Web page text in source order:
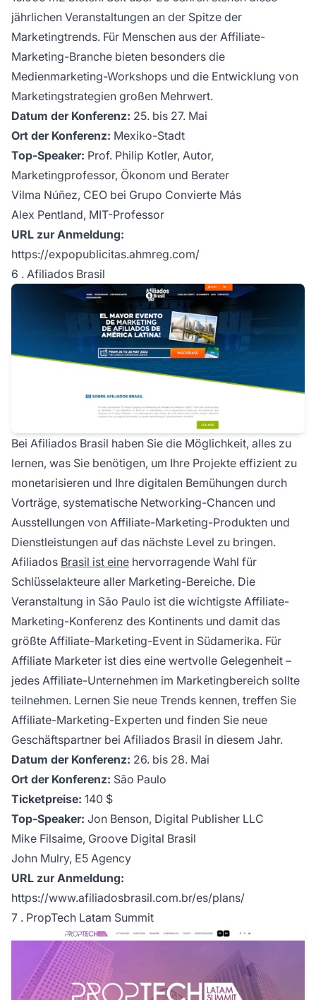
jährlichen Veranstaltungen an der Spitze der
Marketingtrends. Für Menschen aus der Affiliate-
Marketing-Branche bieten besonders die
Medienmarketing-Workshops und die Entwicklung von
Marketingstrategien großen Mehrwert.
Datum der Konferenz: 25. bis 27. Mai
Ort der Konferenz: Mexiko-Stadt
Top-Speaker: Prof. Philip Kotler, Autor,
Marketingprofessor, Ökonom und Berater
Vilma Núñez, CEO bei Grupo Convierte Más
Alex Pentland, MIT-Professor
URL zur Anmeldung:
https://expopublicitas.ahmreg.com/
6 . Afiliados Brasil
Bei Afiliados Brasil haben Sie die Möglichkeit, alles zu
lernen, was Sie benötigen, um Ihre Projekte effizient zu
monetarisieren und Ihre digitalen Bemühungen durch
Vorträge, systematische Networking-Chancen und
Ausstellungen von Affiliate-Marketing-Produkten und
Dienstleistungen auf das nächste Level zu bringen.
Afiliados Brasil ist eine hervorragende Wahl für
Schlüsselakteure aller Marketing-Bereiche. Die
Veranstaltung in São Paulo ist die wichtigste Affiliate-
Marketing-Konferenz des Kontinents und damit das
größte Affiliate-Marketing-Event in Südamerika. Für
Affiliate Marketer ist dies eine wertvolle Gelegenheit –
jedes Affiliate-Unternehmen im Marketingbereich sollte
teilnehmen. Lernen Sie neue Trends kennen, treffen Sie
Affiliate-Marketing-Experten und finden Sie neue
Geschäftspartner bei Afiliados Brasil in diesem Jahr.
Datum der Konferenz: 26. bis 28. Mai
Ort der Konferenz: São Paulo
Ticketpreise: 140 $
Top-Speaker: Jon Benson, Digital Publisher LLC
Mike Filsaime, Groove Digital Brasil
John Mulry, E5 Agency
URL zur Anmeldung:
https://www.afiliadosbrasil.com.br/es/plans/
7 . PropTech Latam Summit